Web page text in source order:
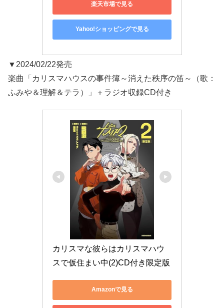
楽天市場で見る
Yahoo!ショッピングで見る
▼2024/02/22発売
楽曲「カリスマハウスの事件簿～消えた秩序の笛～（歌：
ふみや＆理解＆テラ）」＋ラジオ収録CD付き
カリスマな彼らはカリスマハウ
スで仮住まい中(2)CD付き限定版
Amazonで見る